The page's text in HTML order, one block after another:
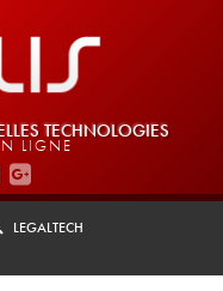
TECHNOLOGIES
LIGNE
LEGALTECH